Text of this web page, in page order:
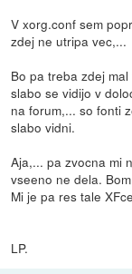
V xorg.conf sem
zdej ne utripa vec,...
Bo pa treba zdej
slabo se vidijo v
na forum,... so fonti
slabo vidni.
Aja,... pa zvocna mi
vseeno ne dela.
Mi je pa res tale
LP.